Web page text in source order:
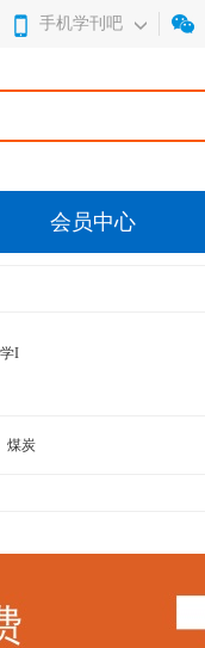
手机学刊吧
会员中心
I
煤炭